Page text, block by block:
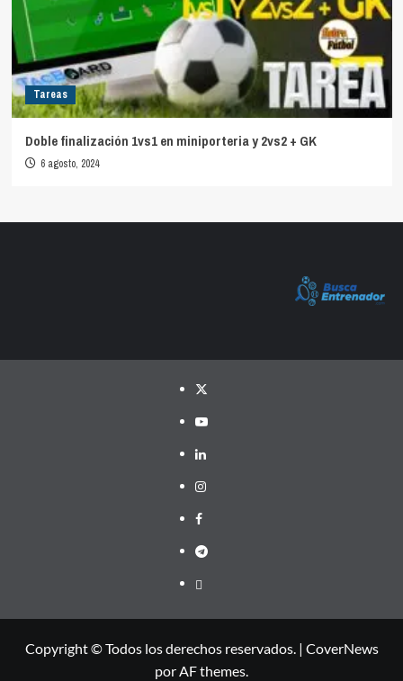
Tareas
Doble finalización 1vs1 en miniporteria y 2vs2 + GK
6 agosto, 2024
Twitter
YouTube
LinkedIn
Instagram
Facebook
Telegram
PayPal
Copyright © Todos los derechos reservados. | CoverNews
por AF themes.